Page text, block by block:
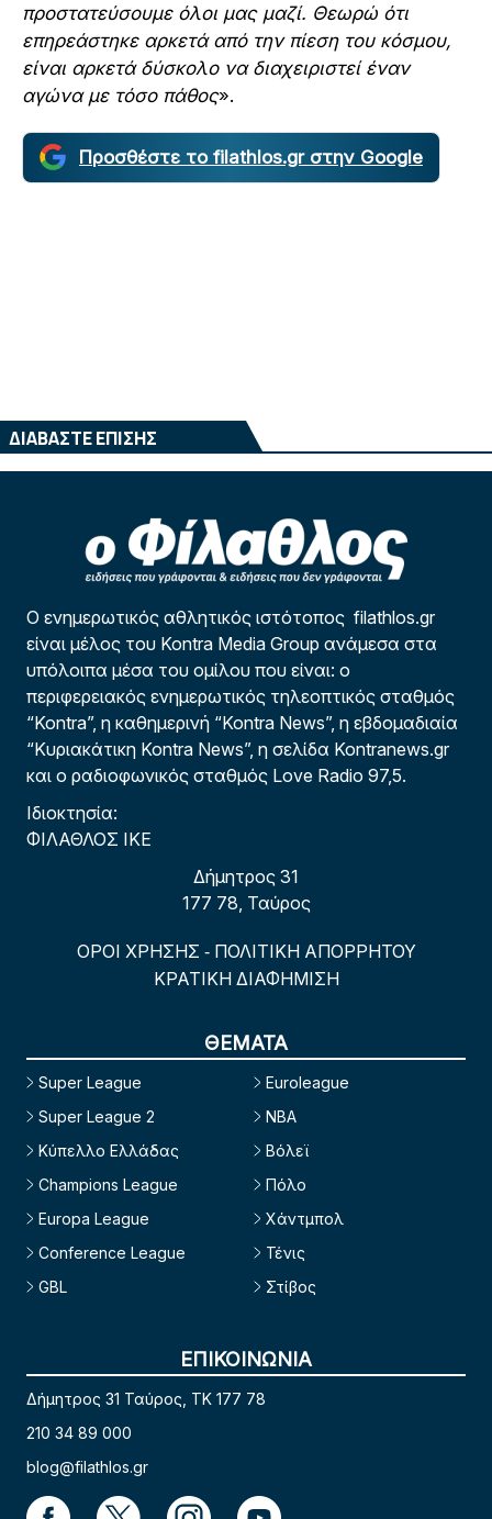
προστατεύσουμε όλοι μας μαζί. Θεωρώ ότι
επηρεάστηκε αρκετά από την πίεση του κόσμου,
είναι αρκετά δύσκολο να διαχειριστεί έναν
αγώνα με τόσο πάθος».
Προσθέστε το filathlos.gr στην Google
ΔΙΑΒΑΣΤΕ ΕΠΙΣΗΣ
Ο ενημερωτικός αθλητικός ιστότοπος filathlos.gr
είναι μέλος του Kontra Media Group ανάμεσα στα
υπόλοιπα μέσα του ομίλου που είναι: ο
περιφερειακός ενημερωτικός τηλεοπτικός σταθμός
“Kontra”, η καθημερινή “Kontra News”, η εβδομαδιαία
“Κυριακάτικη Kontra News”, η σελίδα Kontranews.gr
και ο ραδιοφωνικός σταθμός Love Radio 97,5.
Ιδιοκτησία:
ΦΙΛΑΘΛΟΣ ΙΚΕ
Δήμητρος 31
177 78, Ταύρος
ΟΡΟΙ ΧΡΗΣΗΣ - ΠΟΛΙΤΙΚΗ ΑΠΟΡΡΗΤΟΥ
ΚΡΑΤΙΚΗ ΔΙΑΦΗΜΙΣΗ
ΘΕΜΑΤΑ
Super League
Super League 2
Κύπελλο Ελλάδας
Champions League
Europa League
Conference League
GBL
Euroleague
NBA
Βόλεϊ
Πόλο
Χάντμπολ
Τένις
Στίβος
ΕΠΙΚΟΙΝΩΝΙΑ
Δήμητρος 31 Ταύρος, TK 177 78
210 34 89 000
blog@filathlos.gr